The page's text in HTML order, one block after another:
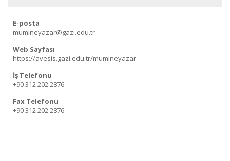
E-posta
mumineyazar@gazi.edu.tr
Web Sayfası
https://avesis.gazi.edu.tr/mumineyazar
İş Telefonu
+90 312 202 2876
Fax Telefonu
+90 312 202 2876